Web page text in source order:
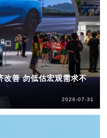
改善 勿低估宏观需求不
2026-07-31